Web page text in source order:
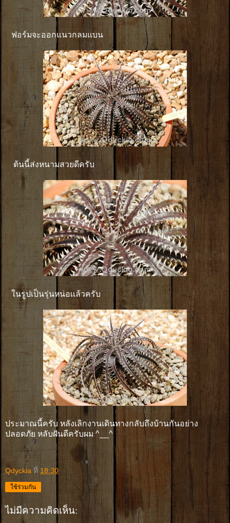
ฟอร์มจะออกแนวกลมแบน
ต้นนี้ส่งหนามสวยดีครับ
ในรูปเป็นรุ่นหน่อเเล้วครับ
ประมาณนี้ครับ หลังเลิกงานเดินทางกลับถึงบ้านกันอย่าง
ปลอดภัย หลับฝันดีครับผม ^__^
Qdyckia ที่ 18:30
ใช้ร่วมกัน
ไม่มีความคิดเห็น: